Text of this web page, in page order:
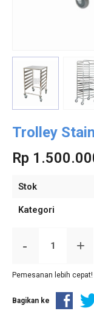
Trolley
Rp
Stok
Kategori
- +
Pemesanan lebih cepat!
Bagikan ke